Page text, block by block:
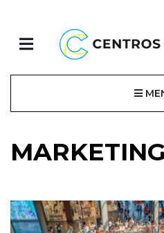
MARKETING